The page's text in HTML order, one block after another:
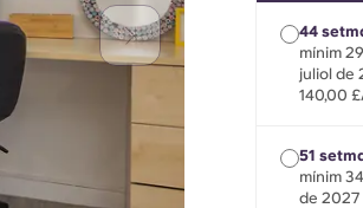
44
mínim
juliol de
140,00
51
mínim
de 2027